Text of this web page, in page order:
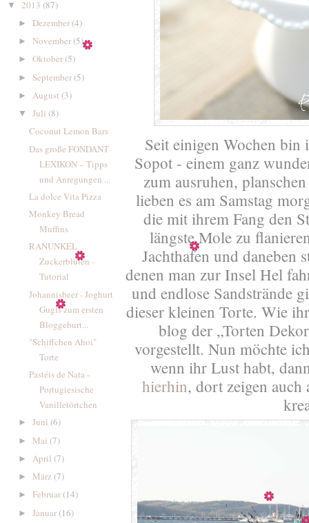
▼ 2013 (87)
► Dezember(4)
► November(5)
► Oktober(5)
► September(5)
► August (3)
▼ Juli (8)
Coconut Lemon Bars
Das große FONDANT
LEXIKON – Tipps
und Anregungen ...
La dolce Vita Pizza
Monkey Bread
Muffins
RANUNKEL
Zuckerblüten -
Tutorial
Johannisbeer - Joghurt
Gugls zum ersten
Bloggeburt...
"Schiffchen Ahoi"
Torte
Pastéis de Nata -
Portugiesische
Vanilletörtchen
► Juni (6)
► Mai (7)
► April (7)
► März(7)
► Februar(14)
► Januar(16)
Seit einigen Wochen bin
Sopot - einem ganz
zum ausruhen,
lieben es am Samstag
die mit ihrem Fang den
längste Mole zu
Jachthafen und daneben
denen man zur Insel Hel
und endlose Sandstrände
dieser kleinen Torte. Wie
blog der „Torten
vorgestellt. Nun möchte
wenn ihr Lust habt,
hierhin, dort zeigen auch